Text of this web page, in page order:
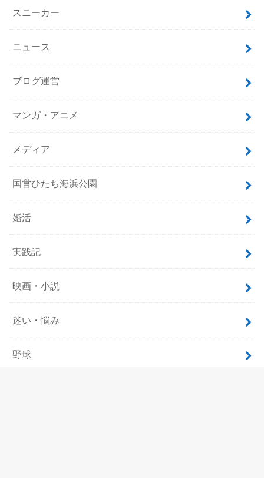
スニーカー
ニュース
ブログ運営
マンガ・アニメ
メディア
国営ひたち海浜公園
婚活
実践記
映画・小説
迷い・悩み
野球